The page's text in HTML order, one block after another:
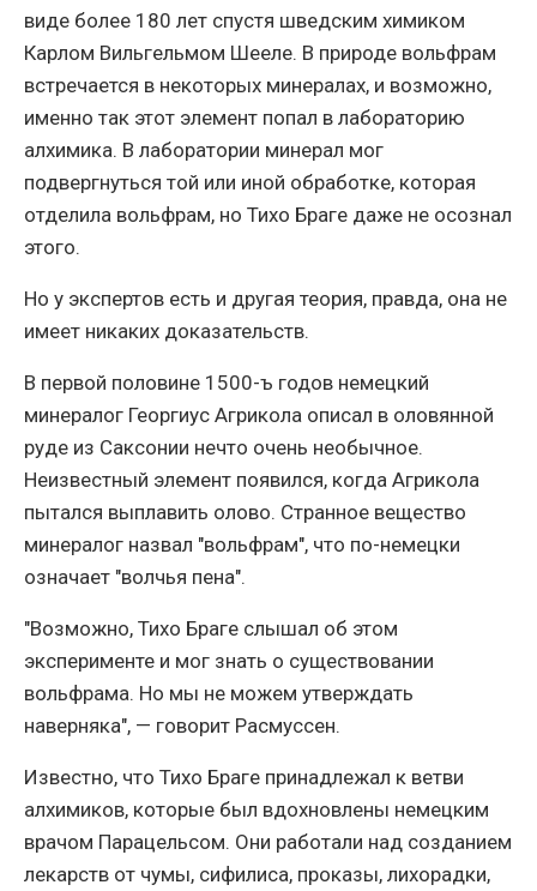
виде более 180 лет спустя шведским химиком
Карлом Вильгельмом Шееле. В природе вольфрам
встречается в некоторых минералах, и возможно,
именно так этот элемент попал в лабораторию
алхимика. В лаборатории минерал мог
подвергнуться той или иной обработке, которая
отделила вольфрам, но Тихо Браге даже не осознал
этого.
Но у экспертов есть и другая теория, правда, она не
имеет никаких доказательств.
В первой половине 1500-ъ годов немецкий
минералог Георгиус Агрикола описал в оловянной
руде из Саксонии нечто очень необычное.
Неизвестный элемент появился, когда Агрикола
пытался выплавить олово. Странное вещество
минералог назвал "вольфрам", что по-немецки
означает "волчья пена".
"Возможно, Тихо Браге слышал об этом
эксперименте и мог знать о существовании
вольфрама. Но мы не можем утверждать
наверняка", — говорит Расмуссен.
Известно, что Тихо Браге принадлежал к ветви
алхимиков, которые был вдохновлены немецким
врачом Парацельсом. Они работали над созданием
лекарств от чумы, сифилиса, проказы, лихорадки,